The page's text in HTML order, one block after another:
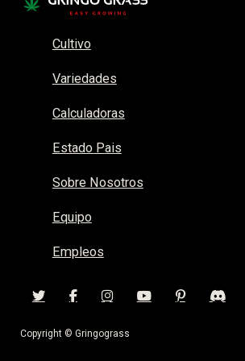
Cultivo
Variedades
Calculadoras
Estado Pais
Sobre Nosotros
Equipo
Empleos
Copyright © Gringograss